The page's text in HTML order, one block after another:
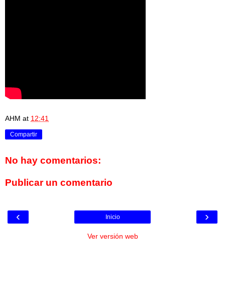
AHM at 12:41
Compartir
No hay comentarios:
Publicar un comentario
‹ ›
Inicio
Ver versión web